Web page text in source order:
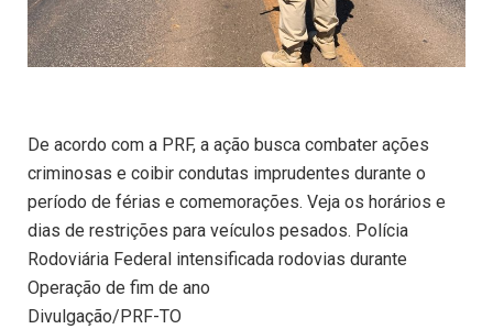
De acordo com a PRF, a ação busca combater ações
criminosas e coibir condutas imprudentes durante o
período de férias e comemorações. Veja os horários e
dias de restrições para veículos pesados. Polícia
Rodoviária Federal intensificada rodovias durante
Operação de fim de ano
Divulgação/PRF-TO